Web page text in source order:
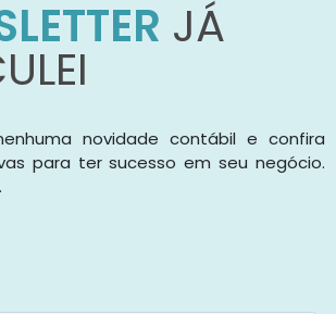
JÁ
novidade contábil e confira
para ter sucesso em seu negócio.